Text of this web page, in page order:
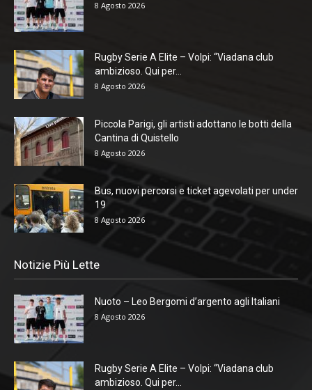
8 Agosto 2026
Rugby Serie A Elite – Volpi: “Viadana club
ambizioso. Qui per...
8 Agosto 2026
Piccola Parigi, gli artisti adottano le botti della
Cantina di Quistello
8 Agosto 2026
Bus, nuovi percorsi e ticket agevolati per under
19
8 Agosto 2026
Notizie Più Lette
Nuoto – Leo Bergomi d’argento agli Italiani
8 Agosto 2026
Rugby Serie A Elite – Volpi: “Viadana club
ambizioso. Qui per...